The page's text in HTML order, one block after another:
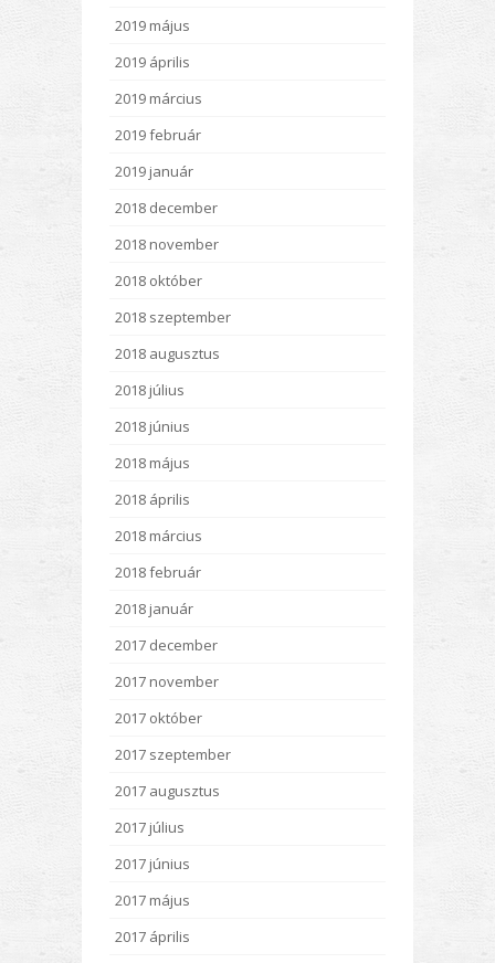
2019 május
2019 április
2019 március
2019 február
2019 január
2018 december
2018 november
2018 október
2018 szeptember
2018 augusztus
2018 július
2018 június
2018 május
2018 április
2018 március
2018 február
2018 január
2017 december
2017 november
2017 október
2017 szeptember
2017 augusztus
2017 július
2017 június
2017 május
2017 április